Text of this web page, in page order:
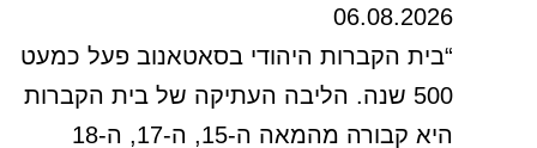
06.08.2026
“בית הקברות היהודי בסאטאנוב פעל כמעט
500 שנה. הליבה העתיקה של בית הקברות
היא קבורה מהמאה ה-15, ה-17, ה-18